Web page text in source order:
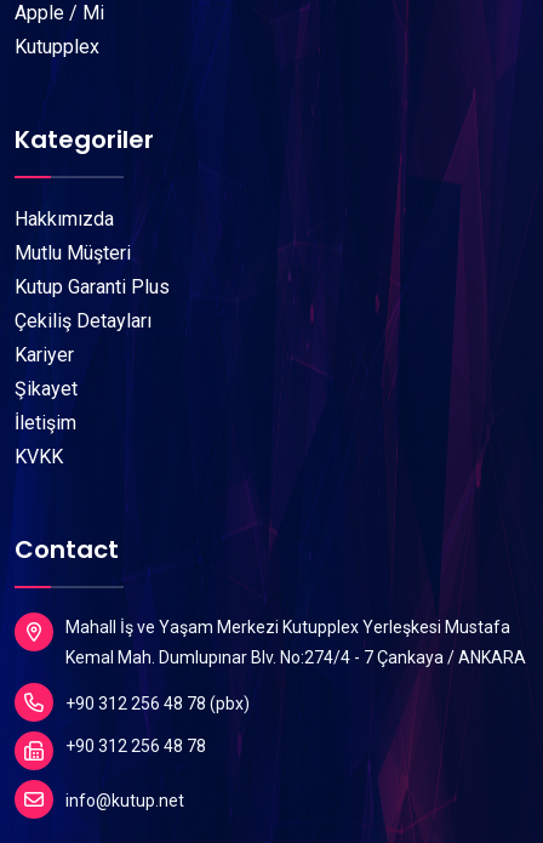
Apple / Mi
Kutupplex
Kategoriler
Hakkımızda
Mutlu Müşteri
Kutup Garanti Plus
Çekiliş Detayları
Kariyer
Şikayet
İletişim
KVKK
Contact
Mahall İş ve Yaşam Merkezi Kutupplex Yerleşkesi Mustafa
Kemal Mah. Dumlupınar Blv. No:274/4 - 7 Çankaya / ANKARA
+90 312 256 48 78 (pbx)
+90 312 256 48 78
info@kutup.net